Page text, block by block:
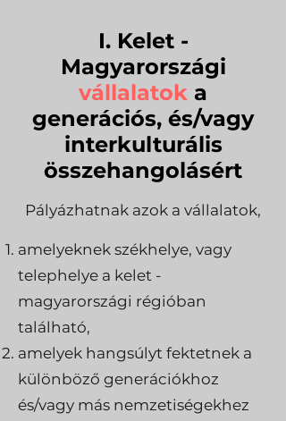
I. Kelet -
Magyarországi
vállalatok a
generációs, és/vagy
interkulturális
összehangolásért
Pályázhatnak azok a vállalatok,
amelyeknek székhelye, vagy
telephelye a kelet -
magyarországi régióban
található,
amelyek hangsúlyt fektetnek a
különböző generációkhoz
és/vagy más nemzetiségekhez